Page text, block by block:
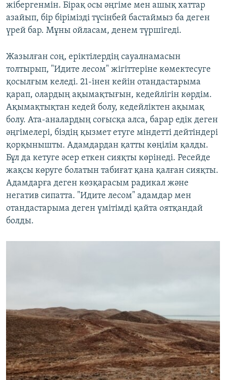
жібергенмін. Бірақ осы әңгіме мен ашық хаттар
азайып, бір бірімізді түсінбей бастаймыз ба деген
үрей бар. Мұны ойласам, денем түршігеді.
Жазылған соң, еріктілердің сауалнамасын
толтырып, "Идите лесом" жігіттеріне көмектесуге
қосылғым келеді. 21-інен кейін отандастарыма
қарап, олардың ақымақтығын, кедейлігін көрдім.
Ақымақтықтан кедей болу, кедейліктен ақымақ
болу. Ата-аналардың соғысқа алса, барар едік деген
әңгімелері, біздің қызмет етуге міндетті дейтіндері
қорқынышты. Адамдардан қатты көңілім қалды.
Бұл да кетуге әсер еткен сияқты көрінеді. Ресейде
жақсы көруге болатын табиғат қана қалған сияқты.
Адамдарға деген көзқарасым радикал және
негатив сипатта. "Идите лесом" адамдар мен
отандастарыма деген үмітімді қайта оятқандай
болды.